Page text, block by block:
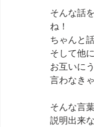
そんな話
ね！
ちゃんと
そして他
お互いに
言わなき
そんな言
説明出来